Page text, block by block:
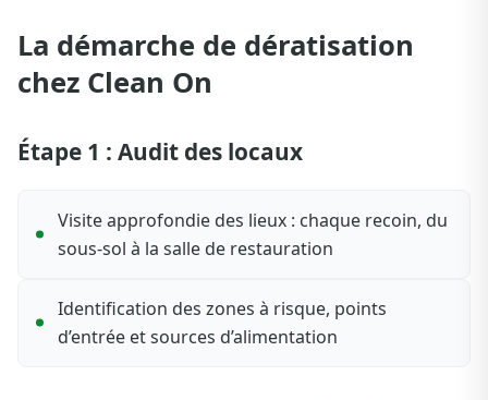
La démarche de dératisation
chez Clean On
Étape 1 : Audit des locaux
Visite approfondie des lieux : chaque recoin, du
sous-sol à la salle de restauration
Identification des zones à risque, points
d’entrée et sources d’alimentation